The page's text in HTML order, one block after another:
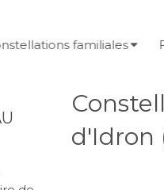
familiales
d'Idron